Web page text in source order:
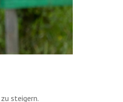
steigern.